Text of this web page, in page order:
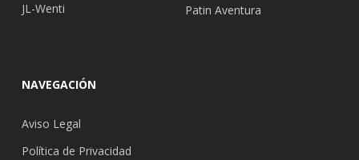
JL-Wenti
Patin Aventura
NAVEGACIÓN
Aviso Legal
Política de Privacidad